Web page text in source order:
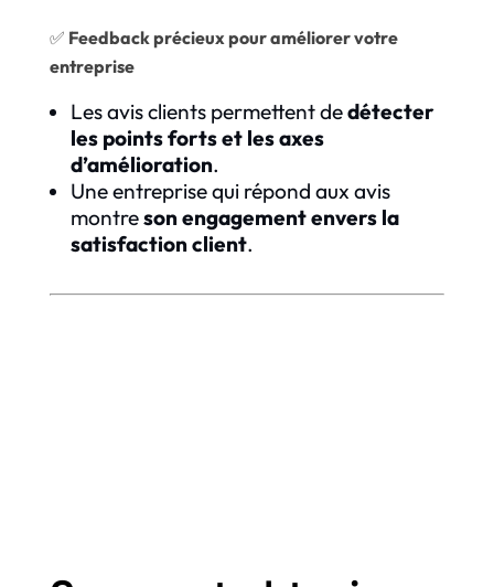
✅ Feedback précieux pour améliorer votre
entreprise
Les avis clients permettent dedétecter
les points forts et les axes
d’amélioration.
Une entreprise qui répond aux avis
montreson engagement envers la
satisfaction client.